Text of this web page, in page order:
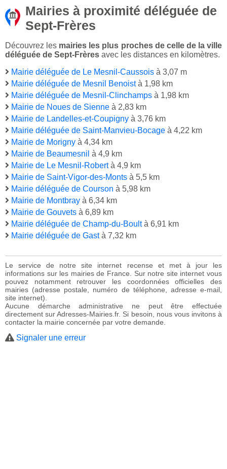
Mairies à proximité déléguée de
Sept-Frères
Découvrez les mairies les plus proches de celle de la ville
déléguée de Sept-Frères avec les distances en kilomètres.
Mairie déléguée de Le Mesnil-Caussois à 3,07 m
Mairie déléguée de Mesnil Benoistà 1,98 km
Mairie déléguée de Mesnil-Clinchamps à 1,98 km
Mairie de Noues de Sienne à 2,83 km
Mairie de Landelles-et-Coupigny à 3,76 km
Mairie déléguée de Saint-Manvieu-Bocage à 4,22 km
Mairie de Morigny à 4,34 km
Mairie de Beaumesnil à 4,9 km
Mairie de Le Mesnil-Robertà 4,9 km
Mairie de Saint-Vigor-des-Monts à 5,5 km
Mairie déléguée de Courson à 5,98 km
Mairie de Montbray à 6,34 km
Mairie de Gouvets à 6,89 km
Mairie déléguée de Champ-du-Boultà 6,91 km
Mairie déléguée de Gastà 7,32 km
Le service de notre site internet recense et met à jour les
informations sur les mairies de France. Sur notre site internet vous
pouvez notamment retrouver les coordonnées officielles des
mairies (adresse postale, numéro de téléphone, adresse e-mail,
site internet).
Aucune démarche administrative ne peut être effectuée
directement sur Adresses-Mairies.fr. Si besoin, nous vous invitons à
contacter la mairie concernée par votre demande.
Signaler une erreur